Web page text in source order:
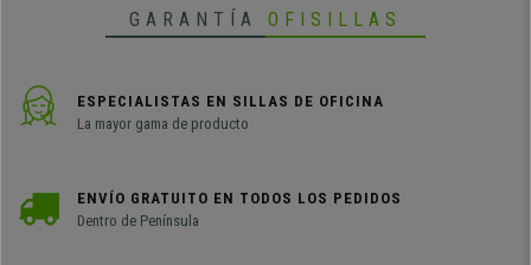
GARANTÍA OFISILLAS
ESPECIALISTAS EN SILLAS DE OFICINA
La mayor gama de producto
ENVÍO GRATUITO EN TODOS LOS PEDIDOS
Dentro de Península